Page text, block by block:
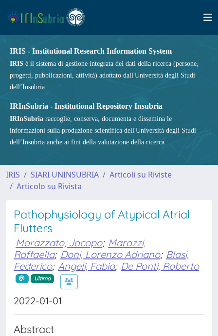
IRIS - Institutional Research Information System
IRIS è il sistema di gestione integrata dei dati della ricerca (persone,
progetti, pubblicazioni, attività) adottato dall'Università degli Studi
dell’Insubria.
IRInSubria - Institutional Repository Insubria
IRInSubria raccoglie, conserva, documenta e dissemina le
informazioni sulla produzione scientifica dell'Università degli Studi
dell’Insubria anche ai fini della valutazione della ricerca.
IRIS SIARI UNINSUBRIA
Articoli su Riviste
Articolo su Rivista
Pathophysiology of Atypical Atrial
Flutters
Marazzato, Jacopo; Marazzi,
Raffaella; Doni, Lorenzo Adriano; Blasi,
Federico; Angeli, Fabio; De Ponti, Roberto
Ultimo
2022-01-01
Abstract